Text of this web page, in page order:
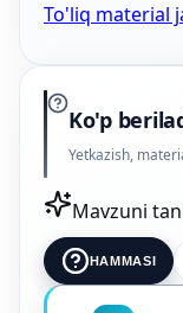
To'liq material
Ko'p
Yetkazish,
Mavzuni
HAMMASI